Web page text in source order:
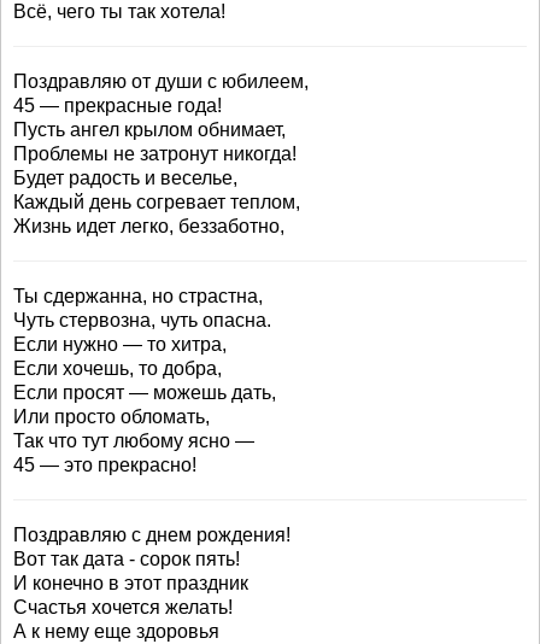
Всё, чего ты так хотела!
Поздравляю от души с юбилеем,
45 — прекрасные года!
Пусть ангел крылом обнимает,
Проблемы не затронут никогда!
Будет радость и веселье,
Каждый день согревает теплом,
Жизнь идет легко, беззаботно,
Ты сдержанна, но страстна,
Чуть стервозна, чуть опасна.
Если нужно — то хитра,
Если хочешь, то добра,
Если просят — можешь дать,
Или просто обломать,
Так что тут любому ясно —
45 — это прекрасно!
Поздравляю с днем рождения!
Вот так дата - сорок пять!
И конечно в этот праздник
Счастья хочется желать!
А к нему еще здоровья